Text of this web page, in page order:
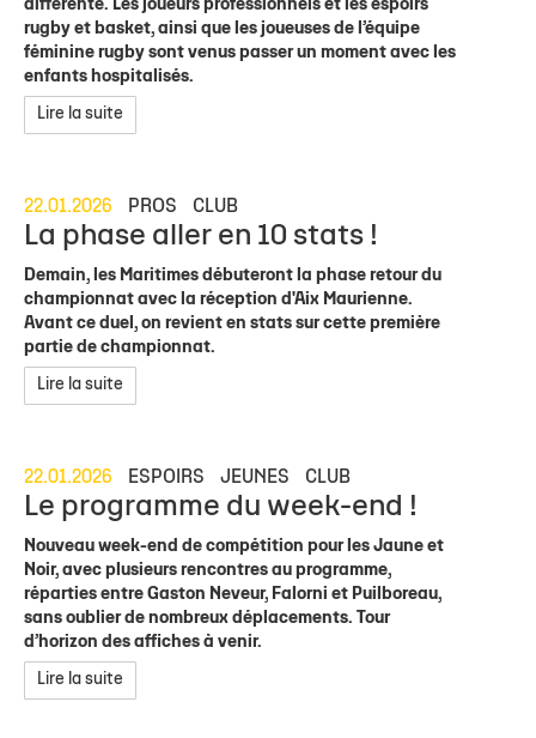
différente. Les joueurs professionnels et les espoirs
rugby et basket, ainsi que les joueuses de l’équipe
féminine rugby sont venus passer un moment avec les
enfants hospitalisés.
Lire la suite
22.01.2026 PROS CLUB
La phase aller en 10 stats !
Demain, les Maritimes débuteront la phase retour du
championnat avec la réception d'Aix Maurienne.
Avant ce duel, on revient en stats sur cette première
partie de championnat.
Lire la suite
22.01.2026 ESPOIRS JEUNES CLUB
Le programme du week-end !
Nouveau week-end de compétition pour les Jaune et
Noir, avec plusieurs rencontres au programme,
réparties entre Gaston Neveur, Falorni et Puilboreau,
sans oublier de nombreux déplacements. Tour
d’horizon des affiches à venir.
Lire la suite